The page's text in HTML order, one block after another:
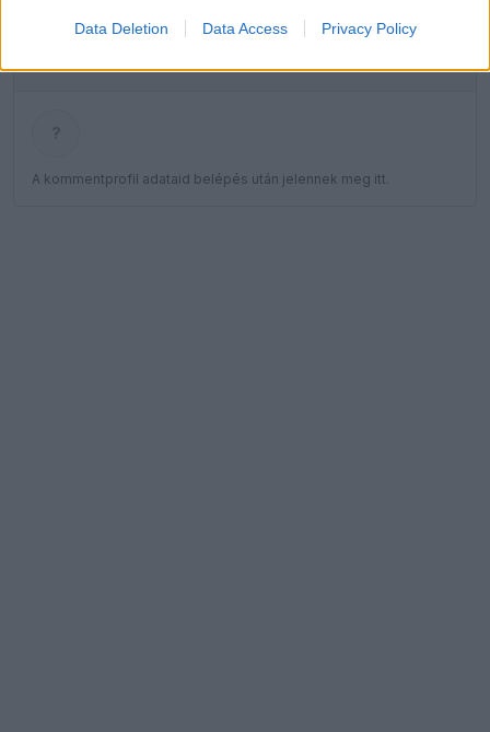
Data Deletion Data Access Privacy Policy
KOMMENTPROFIL
?
A kommentprofil adataid belépés után jelennek meg itt.